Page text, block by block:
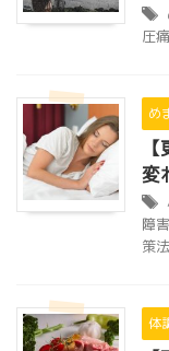
圧痛
め
変
障
策法
体